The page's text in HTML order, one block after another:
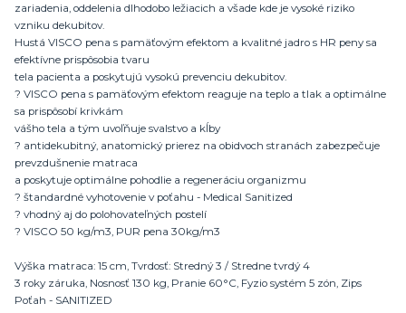
zariadenia, oddelenia dlhodobo ležiacich a všade kde je vysoké riziko
vzniku dekubitov.
Hustá VISCO pena s pamäťovým efektom a kvalitné jadro s HR peny sa
efektívne prispôsobia tvaru
tela pacienta a poskytujú vysokú prevenciu dekubitov.
? VISCO pena s pamäťovým efektom reaguje na teplo a tlak a optimálne
sa prispôsobí krivkám
vášho tela a tým uvoľňuje svalstvo a kĺby
? antidekubitný, anatomický prierez na obidvoch stranách zabezpečuje
prevzdušnenie matraca
a poskytuje optimálne pohodlie a regeneráciu organizmu
? štandardné vyhotovenie v poťahu - Medical Sanitized
? vhodný aj do polohovateľných postelí
? VISCO 50 kg/m3, PUR pena 30kg/m3
Výška matraca: 15 cm, Tvrdosť: Stredný 3 / Stredne tvrdý 4
3 roky záruka, Nosnosť 130 kg, Pranie 60°C, Fyzio systém 5 zón, Zips
Poťah - SANITIZED